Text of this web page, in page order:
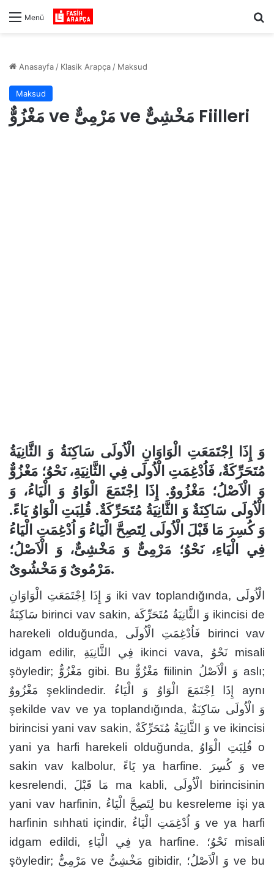
Menü
Anasayfa / Klasik Arapça / Maksud
Maksud
مَغْزُوٌّ ve مَرْمِىٌّ ve مَخْشِىٌّ Fiilleri
وَ إِذَا اِجْتَمَعَتِ الْوَاوَانِ الْاُولَى سَاكِنَةُ وَ الثَّانِيَةُ
مُتَحَرِّكَةٌ، فَاُدْغِمَتِ الْاُولَى فِي الثَّانِيَةِ، نَحْوُ؛ مَغْزُوٌّ
وَ الْاَصْلُ؛ مَغْزُووٌ. إِذَا اِجْتَمَعَ الْوَاوُ وَ الْيَاءُ، وَ
الْاُولَى سَاكِنَةٌ وَ الثَّانِيَةُ مُتَحَرِّكَةٌ. قُلِبَتِ الْوَاوُ يَاءً.
وَ كُسِرَ مَا قَبْلَ الْاُولَى لِتَصِحَّ الْيَاءُ وَ اُدْغِمَتِ الْيَاءُ
فِي الْيَاءِ، نَحْوُ؛ مَرْمِىٌّ وَ مَخْشِىٌّ، وَ الْاَصْلُ؛
مَرْمُوىٌ وَ مَخْشُوىٌ.
وَ إِذَا اِجْتَمَعَتِ الْوَاوَانِ iki vav toplandığında, الْاُولَى
سَاكِنَةُ birinci vav sakin, وَ الثَّانِيَةُ مُتَحَرِّكَة ikincisi de
harekeli olduğunda, فَاُدْغِمَتِ الْاُولَى birinci vav
idgam edilir, فِي الثَّانِيَةِ ikinci vava, نَحْوُ misali
şöyledir; مَغْزُوٌّ gibi. Bu مَغْزُوٌّ fiilinin وَ الْاَصْلُ aslı;
مَغْزُووٌ şeklindedir. إِذَا اِجْتَمَعَ الْوَاوُ وَ الْيَاءُ aynı
şekilde vav ve ya toplandığında, وَ الْاُولَى سَاكِنَةٌ
birincisi yani vav sakin, وَ الثَّانِيَةُ مُتَحَرِّكَةٌ ve ikincisi
yani ya harfi harekeli olduğunda, قُلِبَتِ الْوَاوُ o
sakin vav kalbolur, يَاءً ya harfine. وَ كُسِرَ ve
kesrelendi, مَا قَبْلَ ma kabli, الْاُولَى birincisinin
yani vav harfinin, لِتَصِحَّ الْيَاءُ bu kesreleme işi ya
harfinin sıhhati içindir, وَ اُدْغِمَتِ الْيَاءُ ve ya harfi
idgam edildi, فِي الْيَاءِ ya harfine. نَحْوُ؛ misali
şöyledir; مَرْمِىٌّ ve مَخْشِىٌّ gibidir, وَ الْاَصْلُ؛ ve bu